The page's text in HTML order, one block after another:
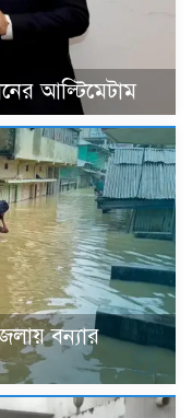
আল্টিমেটাম
বন্যার